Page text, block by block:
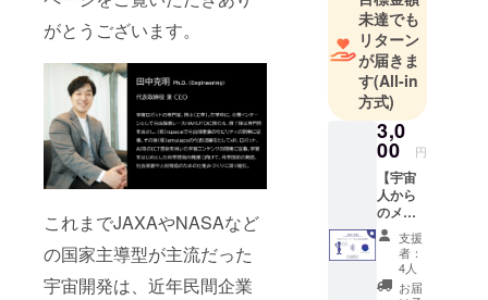
がとうございます。
これまでJAXAやNASAなど
の国家主導型が主流だった
宇宙開発は、近年民間企業
「宇宙×食」
「宇宙×アパ
レル」など
宇宙とさま
ざまな分野
を掛け合わ
せること
で、多くの
人が気軽に
宇宙に触れ
られる仕組
みを作って
未達でも
リターン
が届きま
す(All-in
方式)
3,0
00 円
【宇宙
人から
のメッ
セージ
を真っ
先に知
る権
支援
者：
4人
お届